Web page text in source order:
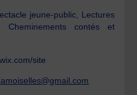
jeune-public, Lectures
Cheminements contés et
site